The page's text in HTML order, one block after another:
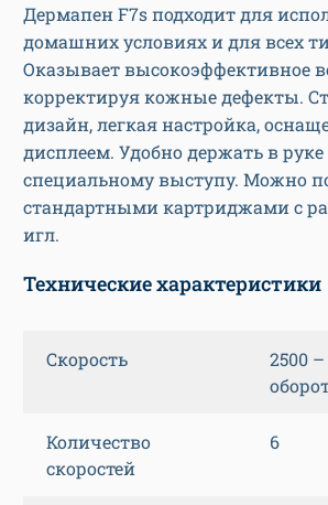
Дермапен F7s подходит для
домашних условиях и для всех
Оказывает высокоэффективное
корректируя кожные дефекты.
дизайн, легкая настройка,
дисплеем. Удобно держать в руке
специальному выступу. Можно
стандартными картриджами с
игл.
Технические характеристики
Скорость
2500 –
Количество
скоростей
6